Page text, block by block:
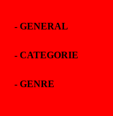
- GENERAL
- CATEGORIE
- GENRE